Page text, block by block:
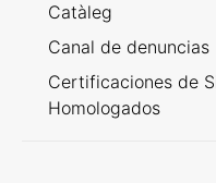
Catàleg
Canal de denuncias
Certificaciones de
Homologados